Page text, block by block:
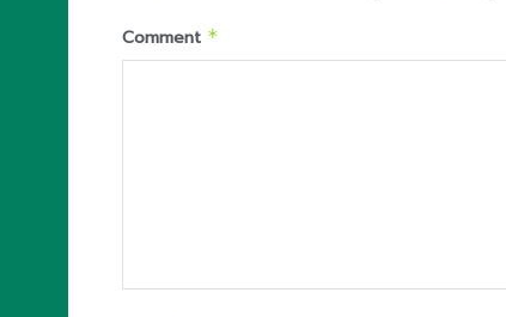
Comment *